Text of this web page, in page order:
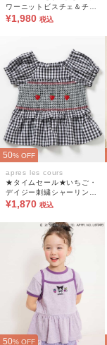
ワーニットビスチェ＆チュ
ニック2Pセット_マシンウ
¥1,980 税込
50% OFF
apres les cours
★タイムセール★いちご・
デイジー刺繍シャーリング
トップス
¥1,870 税込
50% OFF